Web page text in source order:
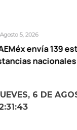
estudiantes a
e
6 DE